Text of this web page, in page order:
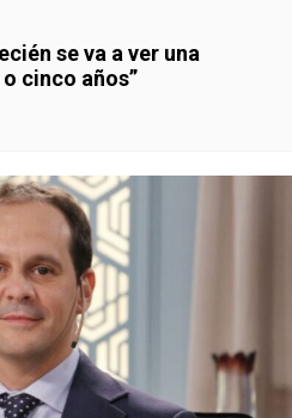
se va a ver una
cinco años”